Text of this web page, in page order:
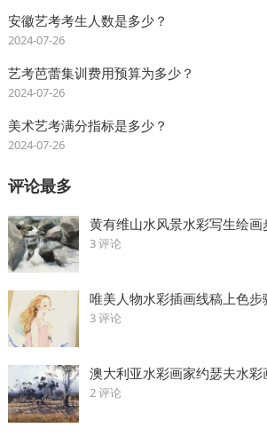
安徽艺考考生人数是多少？
2024-07-26
艺考芭蕾集训费用预算为多少？
2024-07-26
美术艺考满分指标是多少？
2024-07-26
评论最多
黄有维山水风景水彩写生绘画
3 评论
唯美人物水彩插画线稿上色步
3 评论
澳大利亚水彩画家约瑟夫水彩
2 评论